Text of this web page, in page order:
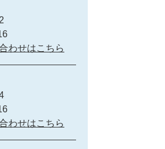
わせはこちら
わせはこちら